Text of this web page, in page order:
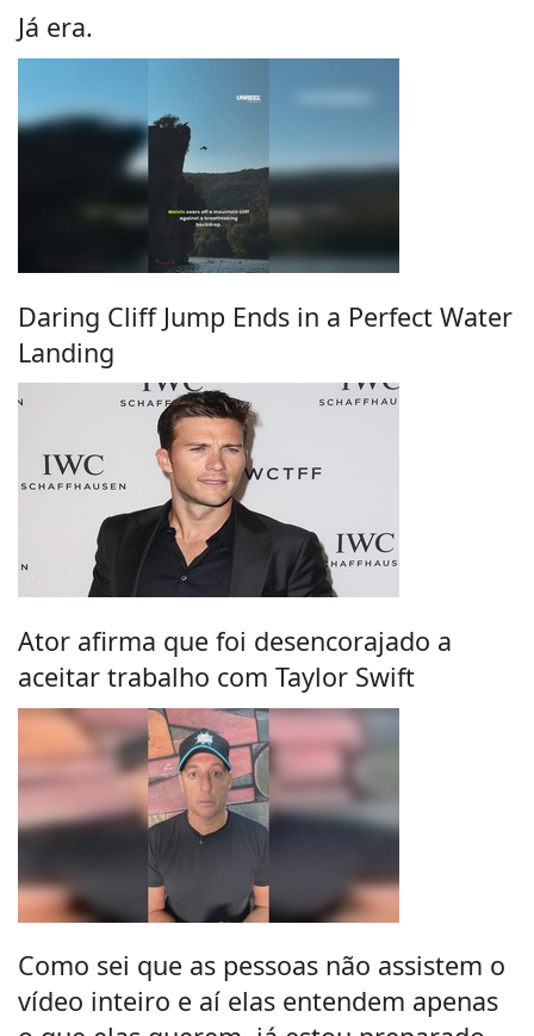
Já era.
Daring Cliff Jump Ends in a Perfect Water
Landing
Ator afirma que foi desencorajado a
aceitar trabalho com Taylor Swift
Como sei que as pessoas não assistem o
vídeo inteiro e aí elas entendem apenas